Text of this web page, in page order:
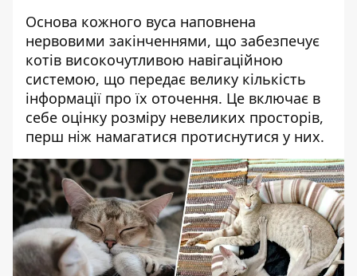
Основа кожного вуса наповнена
нервовими закінченнями, що забезпечує
котів високочутливою навігаційною
системою, що передає велику кількість
інформації про їх оточення. Це включає в
себе оцінку розміру невеликих просторів,
перш ніж намагатися протиснутися у них.